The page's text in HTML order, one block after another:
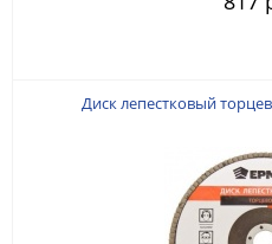
Диск лепестковый